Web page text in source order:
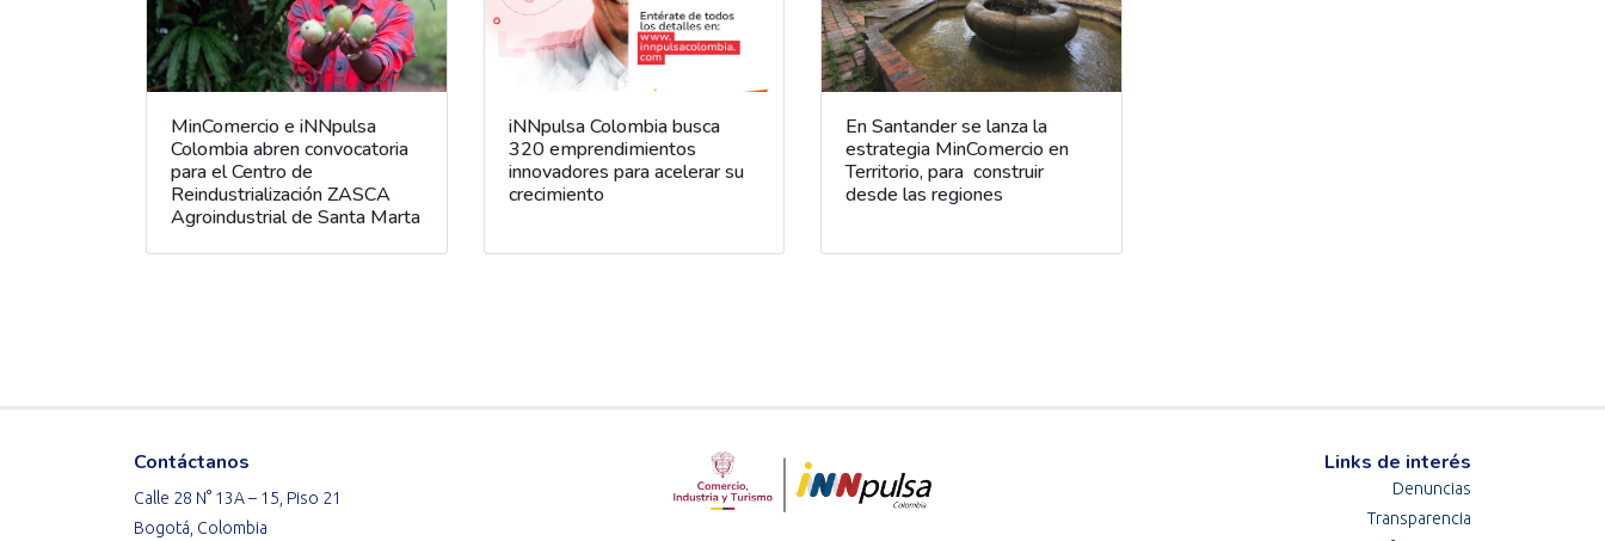
MinComercio e iNNpulsa
Colombia abren convocatoria
para el Centro de
Reindustrialización ZASCA
Agroindustrial de Santa Marta
iNNpulsa Colombia busca
320 emprendimientos
innovadores para acelerar su
crecimiento
En Santander se lanza la
estrategia MinComercio en
Territorio, para construir
desde las regiones
Contáctanos
Calle 28 N° 13A – 15, Piso 21
Bogotá, Colombia
Links de interés
Denuncias
Transparencia